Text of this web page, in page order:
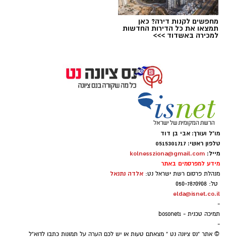
ארכיון
זו התגובה הרשמית ששלח לנו
הסתם מביע גם את עמדתה של גלית אבינועם,
שותפתו לאופוזיציה, שאיננה חברת סיעתו
מחפשים לקנות דירה? כאן
תמצאו את כל הדירות החדשות
למכירה באשדוד >>>
מו"ל ועורך: אבי בן דוד
טלפון ראשי: 0515301717
מייל: kolnessziona@gmail.com
מידע למפרסמים באתר
מנהלת פרסום רשת ישראל נט: אלדה נתנאל
טל: 050-7870908
elda@isnet.co.il
-
תמיכה טכנית - bosonet1
-
© אתר "נס ציונה נט " מצאתם טעות או יש לכם הערה על תמונות כתבו לדוא"ל